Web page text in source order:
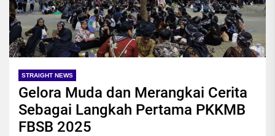
STRAIGHT NEWS
Gelora Muda dan Merangkai Cerita
Sebagai Langkah Pertama PKKMB
FBSB 2025